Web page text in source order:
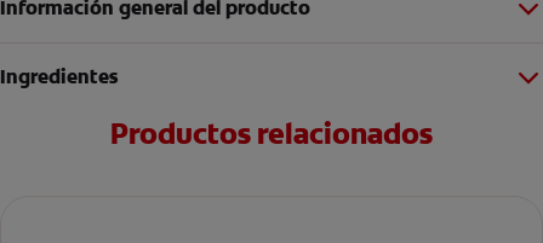
Información general del producto
Ingredientes
Productos relacionados